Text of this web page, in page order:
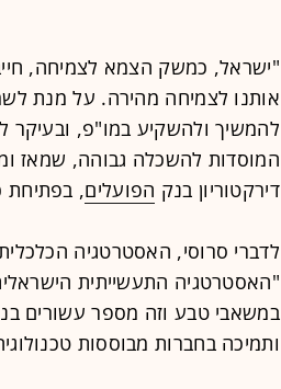
"ישראל, כמשק הצמא לצמיחה,
אותנו לצמיחה מהירה. על מנת
להמשיך ולהשקיע במו"פ,
המוסדות להשכלה גבוהה, שמאז
דירקטוריון בנק הפועלים, בפתיחת
לדברי סרוסי, האסטרטגיה
"האסטרטגיה התעשייתית
במשאבי טבע וזה מספר עשורים
ותמיכה בחברות מבוססות